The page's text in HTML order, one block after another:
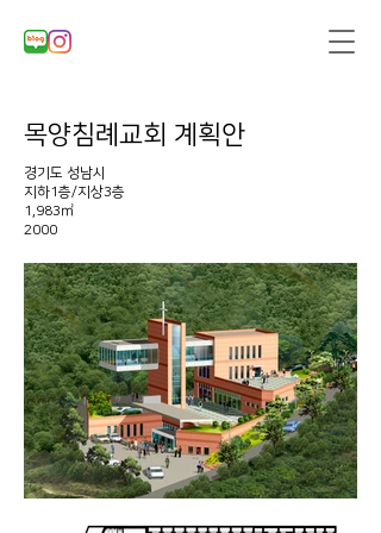
목양침례교회 계획안
경기도 성남시
지하1층/지상3층
1,983㎡
​2000